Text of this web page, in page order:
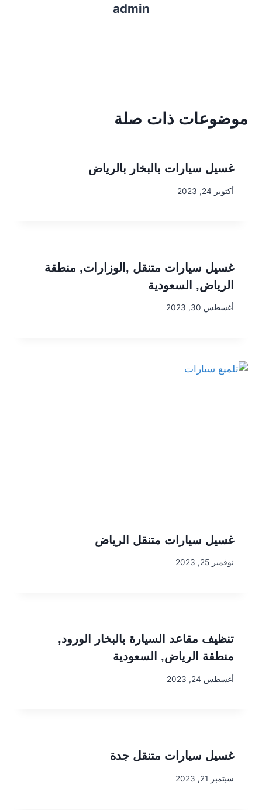
admin
موضوعات ذات صلة
غسيل سيارات بالبخار بالرياض
أكتوبر 24, 2023
غسيل سيارات متنقل ,الوزارات, منطقة
الرياض, السعودية
أغسطس 30, 2023
غسيل سيارات متنقل الرياض
نوفمبر 25, 2023
تنظيف مقاعد السيارة بالبخار الورود,
منطقة الرياض, السعودية
أغسطس 24, 2023
غسيل سيارات متنقل جدة
سبتمبر 21, 2023